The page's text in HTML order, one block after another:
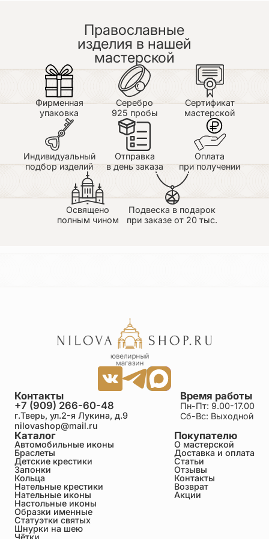
надëжный, надеюсь, что и дальше всë будет
отлично. Доставка с возможностью примерить
тоже обрадовала, спасибо за качественное
Православные
изделия в нашей
мастерской
Фирменная
упаковка
Серебро
925 пробы
Сертификат
мастерской
Индивидуальный
подбор изделий
Отправка
в день заказа
Оплата
при получении
Освящено
полным чином
Подвеска в подарок
при заказе от 20 тыс.
Каталог
Автомобильные иконы
Браслеты
Детские крестики
Запонки
Кольца
Нательные крестики
Нательные иконы
Настольные иконы
Образки именные
Статуэтки святых
Шнурки на шею
Чётки
Покупателю
О мастерской
Доставка и оплата
Статьи
Отзывы
Контакты
Возврат
Акции
Время работы
Пн-Пт: 9.00-17.00
Сб-Вс: Выходной
Контакты
+7 (909) 266-60-48
г.Тверь, ул.2-я Лукина, д.9
nilovashop@mail.ru